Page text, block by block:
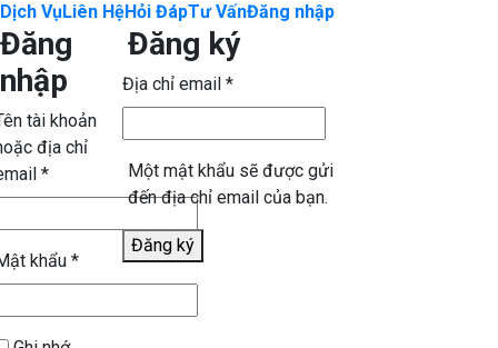
Dịch VụLiên HệHỏi ĐápTư VấnĐăng nhập
Đăng
nhập
tài khoản
địa chỉ
*
khẩu *
Đăng ký
Địa chỉ email *
Một mật khẩu sẽ được gửi
đến địa chỉ email của bạn.
Đăng ký